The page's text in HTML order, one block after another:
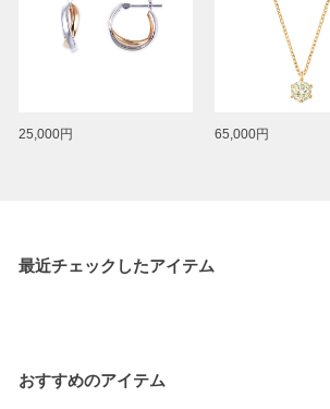
25,000円 65,000円
最近チェックしたアイテム
おすすめのアイテム